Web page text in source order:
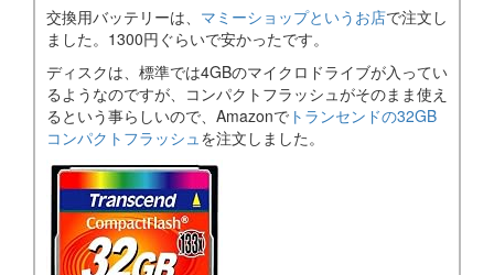
交換用バッテリーは、 マミーショップというお店で注文し
ました。1300円ぐらいで安かったです。
ディスクは、標準では4GBのマイクロドライブが入ってい
るようなのですが、コンパクトフラッシュがそのまま使え
るという事らしいので、Amazonで トランセンドの32GB
コンパクトフラッシュを注文しました。